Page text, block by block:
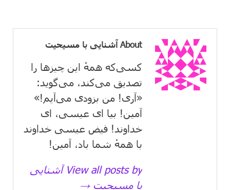
About آشنایی با مسیحیت
کسی‌که همهٔ این چیزها را
تصدیق می‌كند، می‌گوید:
«آری! من بزودی می‌آیم!»
آمین! بیا ای عیسی، ای
خداوند! فیض عیسی خداوند
با همهٔ شما باد، آمین!
View all posts by آشنایی
با مسیحیت →